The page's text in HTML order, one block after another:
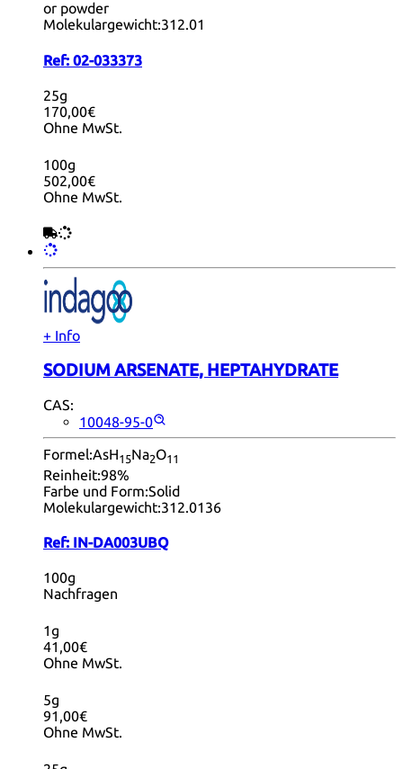
or powder
Molekulargewicht:312.01
Ref: 02-033373
25g
170,00€
Ohne MwSt.
100g
502,00€
Ohne MwSt.
+ Info
SODIUM ARSENATE, HEPTAHYDRATE
CAS:
10048-95-0
Formel:AsH15Na2O11
Reinheit:98%
Farbe und Form:Solid
Molekulargewicht:312.0136
Ref: IN-DA003UBQ
100g
Nachfragen
1g
41,00€
Ohne MwSt.
5g
91,00€
Ohne MwSt.